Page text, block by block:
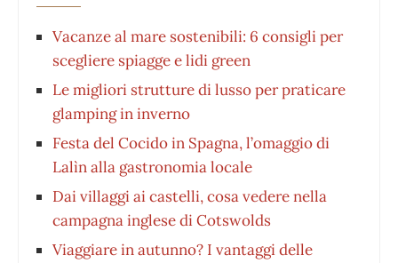
Vacanze al mare sostenibili: 6 consigli per
scegliere spiagge e lidi green
Le migliori strutture di lusso per praticare
glamping in inverno
Festa del Cocido in Spagna, l’omaggio di
Lalìn alla gastronomia locale
Dai villaggi ai castelli, cosa vedere nella
campagna inglese di Cotswolds
Viaggiare in autunno? I vantaggi delle